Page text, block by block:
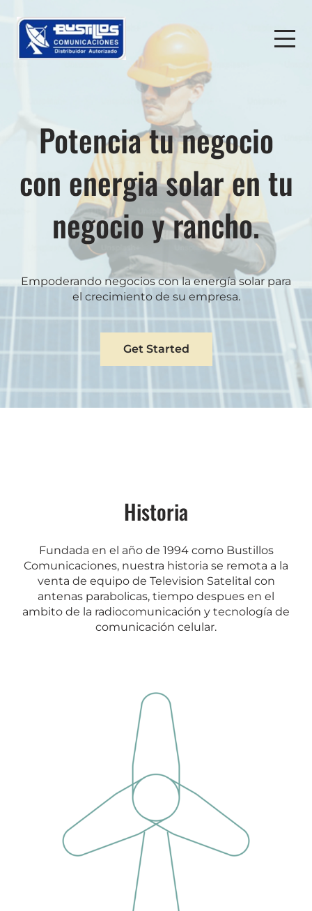
Potencia tu negocio
con energia solar en tu
negocio y rancho.
Empoderando negocios con la energía solar para
el crecimiento de su empresa.
Get Started
Historia
Fundada en el año de 1994 como Bustillos
Comunicaciones, nuestra historia se remota a la
venta de equipo de Television Satelital con
antenas parabolicas, tiempo despues en el
ambito de la radiocomunicación y tecnología de
comunicación celular.